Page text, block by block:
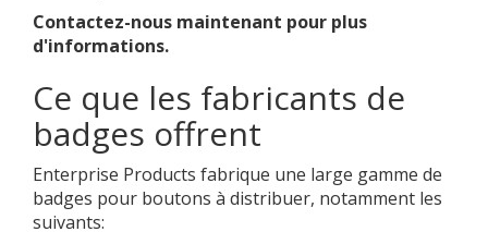
Contactez-nous maintenant pour plus
d'informations.
Ce que les fabricants de
badges offrent
Enterprise Products fabrique une large gamme de
badges pour boutons à distribuer, notamment les
suivants: